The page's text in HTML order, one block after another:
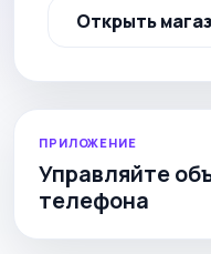
Открыть
ПРИЛОЖЕНИЕ
Управляйте
телефона